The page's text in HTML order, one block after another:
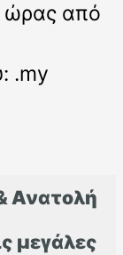
ώρας από
.my
Ανατολή
μεγάλες